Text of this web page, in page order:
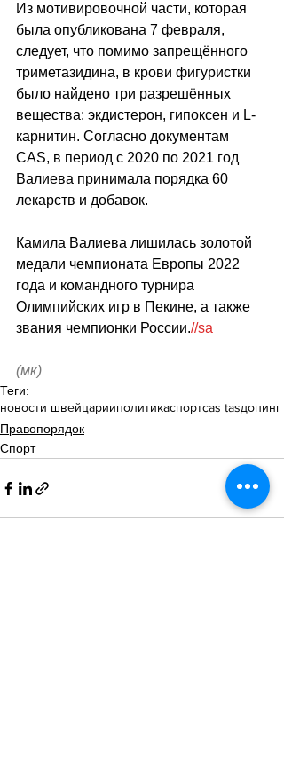
Из мотивировочной части, которая
была опубликована 7 февраля,
следует, что помимо запрещённого
триметазидина, в крови фигуристки
было найдено три разрешённых
вещества: экдистерон, гипоксен и L-
карнитин. Согласно документам
CAS, в период с 2020 по 2021 год
Валиева принимала порядка 60
лекарств и добавок.
Камила Валиева лишилась золотой
медали чемпионата Европы 2022
года и командного турнира
Олимпийских игр в Пекине, а также
звания чемпионки России.//sa
(мк)
Теги:
новости швейцарииполитикаспортcas tasдопинг
Правопорядок
Спорт